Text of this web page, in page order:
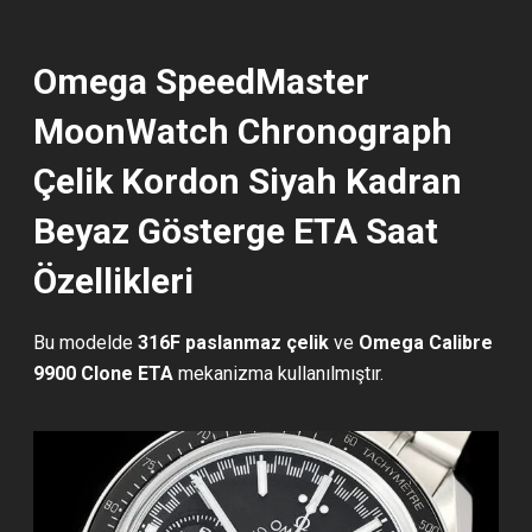
Omega SpeedMaster
MoonWatch Chronograph
Çelik Kordon Siyah Kadran
Beyaz Gösterge ETA Saat
Özellikleri
Bu modelde316F paslanmaz çelik ve Omega Calibre
9900 Clone ETA mekanizma kullanılmıştır.